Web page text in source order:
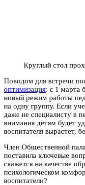
Круглый стол
Поводом для встречи
оптимизация: с 1 марта
новый режим работы
на одну группу. Если
даже не специалисту в
внимания детям будет
воспитателя вырастет,
Член Общественной
поставила ключевые
скажется на качестве
психологическом
воспитатели?